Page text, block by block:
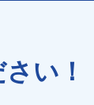
い！